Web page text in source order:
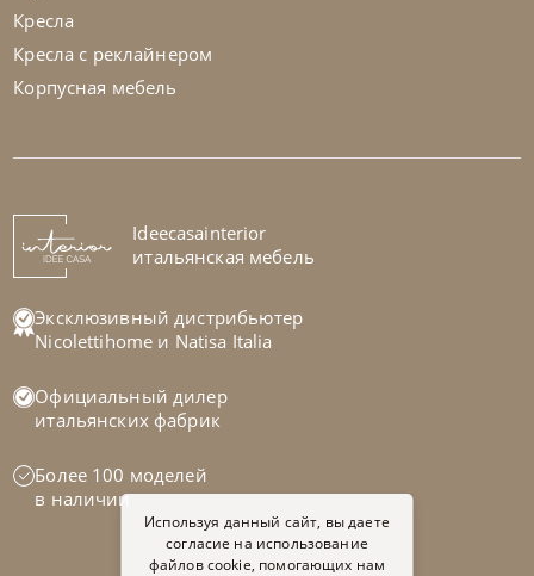
Диван Petra
На заказ 45-90 дн
Кресла
Кресла с реклайнером
Корпусная мебель
Ideecasainterior
итальянская мебель
Эксклюзивный дистрибьютер
Nicolettihome и Natisa Italia
Официальный дилер
итальянских фабрик
Более 100 моделей
в наличии
Используя данный сайт, вы даете
согласие на использование
файлов cookie, помогающих нам